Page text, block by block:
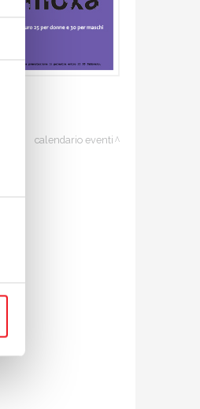
calendario eventi